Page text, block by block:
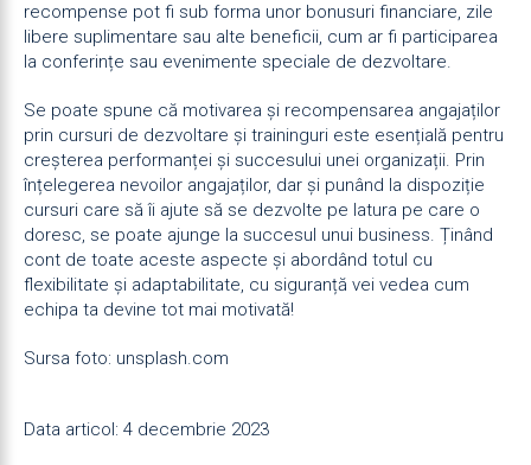
recompense pot fi sub forma unor bonusuri financiare, zile
libere suplimentare sau alte beneficii, cum ar fi participarea
la conferințe sau evenimente speciale de dezvoltare.
Se poate spune că motivarea și recompensarea angajaților
prin cursuri de dezvoltare și traininguri este esențială pentru
creșterea performanței și succesului unei organizații. Prin
înțelegerea nevoilor angajaților, dar și punând la dispoziție
cursuri care să îi ajute să se dezvolte pe latura pe care o
doresc, se poate ajunge la succesul unui business. Ținând
cont de toate aceste aspecte și abordând totul cu
flexibilitate și adaptabilitate, cu siguranță vei vedea cum
echipa ta devine tot mai motivată!
Sursa foto: unsplash.com
Data articol: 4 decembrie 2023